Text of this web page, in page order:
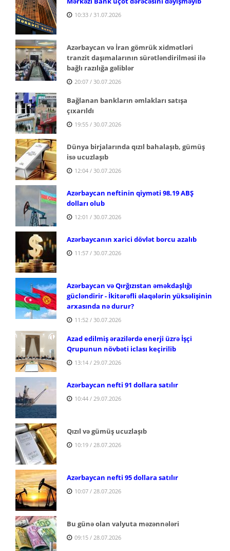
10:33 / 31.07.2026
Azərbaycan və İran gömrük xidmətləri
tranzit daşımalarının sürətləndirilməsi ilə
bağlı razılığa gəliblər
20:07 / 30.07.2026
Bağlanan bankların əmlakları satışa
çıxarıldı
19:55 / 30.07.2026
Dünya birjalarında qızıl bahalaşıb, gümüş
isə ucuzlaşıb
12:04 / 30.07.2026
Azərbaycan neftinin qiyməti 98.19 ABŞ
dolları olub
12:01 / 30.07.2026
Azərbaycanın xarici dövlət borcu azalıb
11:57 / 30.07.2026
Azərbaycan və Qırğızıstan əməkdaşlığı
gücləndirir - İkitərəfli əlaqələrin yüksəlişinin
arxasında nə durur?
11:52 / 30.07.2026
Azad edilmiş ərazilərdə enerji üzrə İşçi
Qrupunun növbəti iclası keçirilib
13:14 / 29.07.2026
Azərbaycan nefti 91 dollara satılır
10:44 / 29.07.2026
Qızıl və gümüş ucuzlaşıb
10:19 / 28.07.2026
Azərbaycan nefti 95 dollara satılır
10:07 / 28.07.2026
Bu günə olan valyuta məzənnələri
09:15 / 28.07.2026